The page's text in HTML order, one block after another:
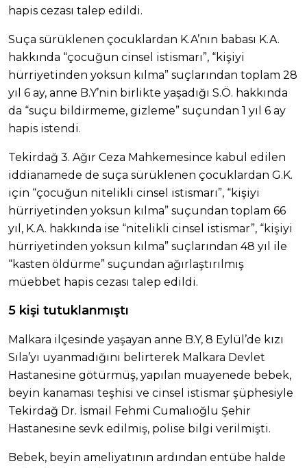
hapis cezası talep edildi.
Suça sürüklenen çocuklardan K.A’nın babası K.A.
hakkında “çocuğun cinsel istismarı”, “kişiyi
hürriyetinden yoksun kılma” suçlarından toplam 28
yıl 6 ay, anne B.Y’nin birlikte yaşadığı S.Ö. hakkında
da “suçu bildirmeme, gizleme” suçundan 1 yıl 6 ay
hapis istendi.
Tekirdağ 3. Ağır Ceza Mahkemesince kabul edilen
iddianamede de suça sürüklenen çocuklardan G.K.
için “çocuğun nitelikli cinsel istismarı”, “kişiyi
hürriyetinden yoksun kılma” suçundan toplam 66
yıl, K.A. hakkında ise “nitelikli cinsel istismar”, “kişiyi
hürriyetinden yoksun kılma” suçlarından 48 yıl ile
“kasten öldürme” suçundan ağırlaştırılmış
müebbet hapis cezası talep edildi.
5 kişi tutuklanmıştı
Malkara ilçesinde yaşayan anne B.Y, 8 Eylül’de kızı
Sıla’yı uyanmadığını belirterek Malkara Devlet
Hastanesine götürmüş, yapılan muayenede bebek,
beyin kanaması teşhisi ve cinsel istismar şüphesiyle
Tekirdağ Dr. İsmail Fehmi Cumalıoğlu Şehir
Hastanesine sevk edilmiş, polise bilgi verilmişti.
Bebek, beyin ameliyatının ardından entübe halde